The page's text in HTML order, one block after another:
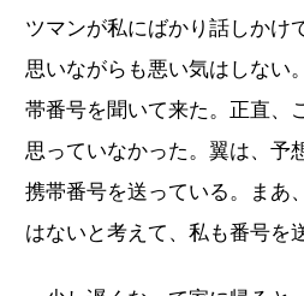
ツマンが私にばかり話しかけ
思いながらも悪い気はしない
帯番号を聞いて来た。正直、
思っていなかった。翼は、予
携帯番号を送っている。まあ
はないと考えて、私も番号を